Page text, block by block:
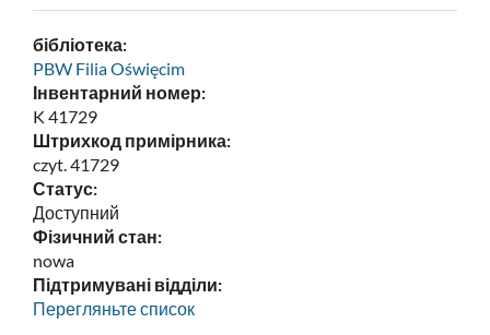
бібліотека:
PBW Filia Oświęcim
Інвентарний номер:
K 41729
Штрихкод примірника:
czyt. 41729
Статус:
Доступний
Фізичний стан:
nowa
Підтримувані відділи:
Перегляньте список